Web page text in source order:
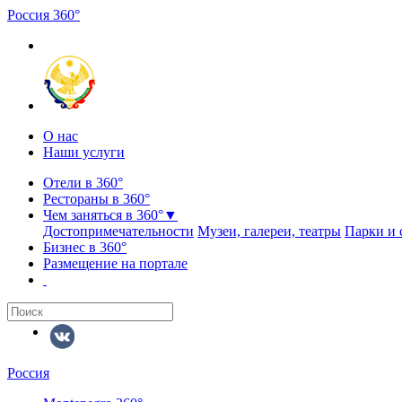
Россия 360°
О нас
Наши услуги
Отели в 360°
Рестораны в 360°
Чем заняться в 360°▼
Достопримечательности Музеи, галереи, театры Парки и
Бизнес в 360°
Размещение на портале
Россия